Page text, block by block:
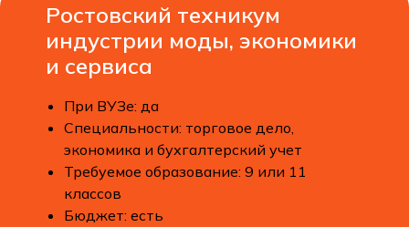
Ростовский техникум
индустрии моды, экономики
и сервиса
При ВУЗе: да
Специальности: торговое дело,
экономика и бухгалтерский учет
Требуемое образование: 9 или 11
классов
Бюджет: есть